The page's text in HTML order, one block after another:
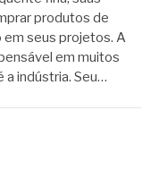
produtos de
em seus projetos. A
em muitos
indústria. Seu…